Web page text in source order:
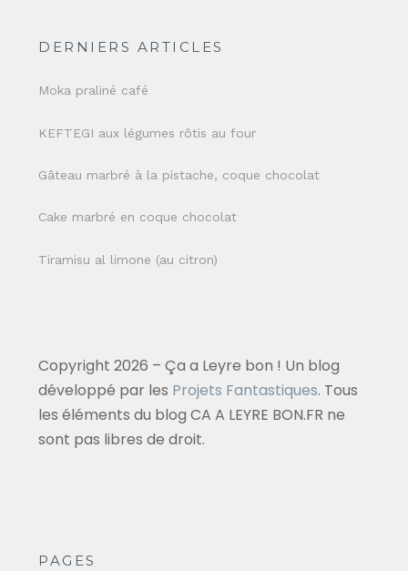
DERNIERS ARTICLES
Moka praliné café
KEFTEGI aux légumes rôtis au four
Gâteau marbré à la pistache, coque chocolat
Cake marbré en coque chocolat
Tiramisu al limone (au citron)
Copyright 2026 – Ça a Leyre bon ! Un blog
développé par les Projets Fantastiques. Tous
les éléments du blog CA A LEYRE BON.FR ne
sont pas libres de droit.
PAGES